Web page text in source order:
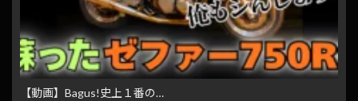
【動画】Bagus!史上１番の…